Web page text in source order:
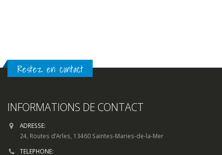
ADRESSE:
04 90 97 77 79
EMAIL:
contact@clic-peche.com
HORAIRES D'OUVERTURE: